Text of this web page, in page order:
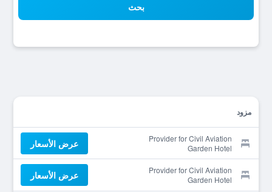
بحث
مزود
Provider for Civil Aviation
Garden Hotel
عرض الأسعار
Provider for Civil Aviation
Garden Hotel
عرض الأسعار